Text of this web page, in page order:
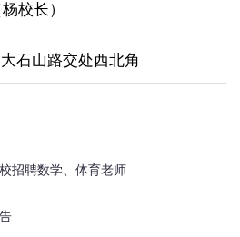
校长）
石山路交处西北角
招聘数学、体育老师